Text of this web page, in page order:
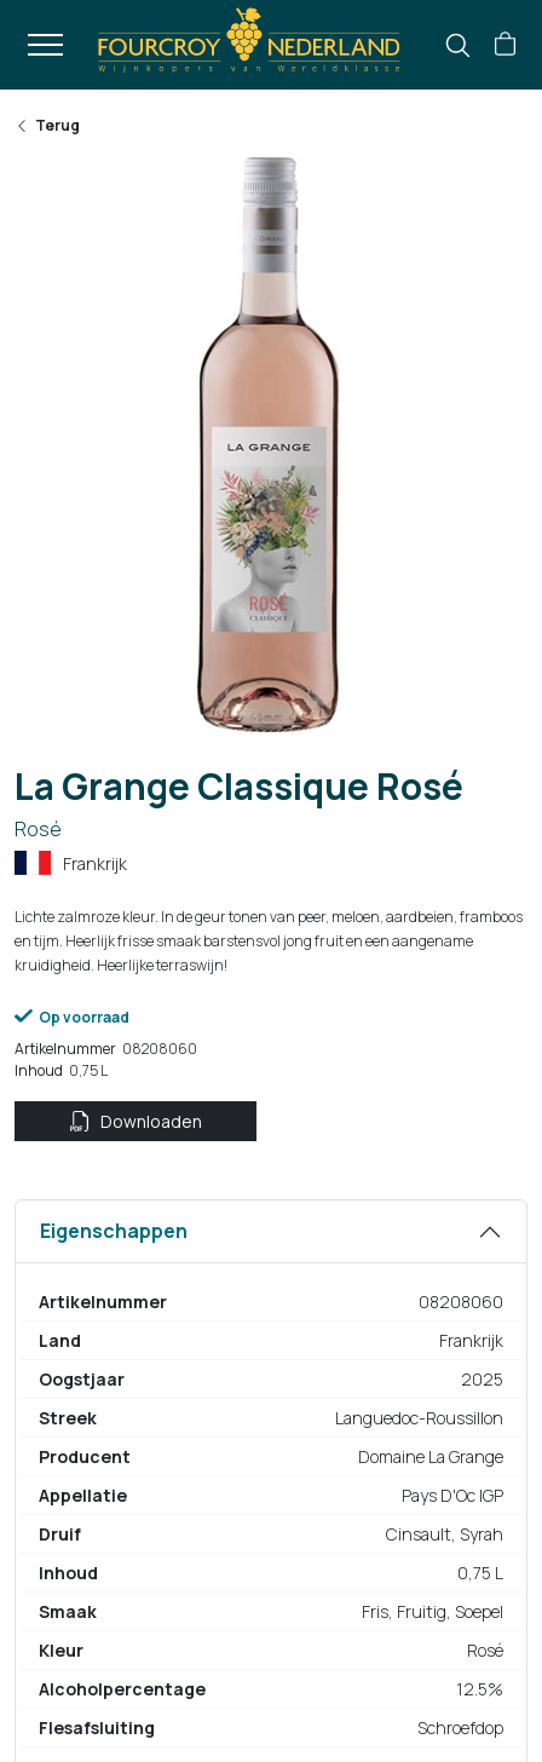
Terug
La Grange Classique Rosé
Rosé
Frankrijk
Lichte zalmroze kleur. In de geur tonen van peer, meloen, aardbeien, framboos
en tijm. Heerlijk frisse smaak barstensvol jong fruit en een aangename
kruidigheid. Heerlijke terraswijn!
Op voorraad
Artikelnummer 08208060
Inhoud 0,75 L
Downloaden
Eigenschappen
Artikelnummer
08208060
Land
Frankrijk
Oogstjaar
2025
Streek
Languedoc-Roussillon
Producent
Domaine La Grange
Appellatie
Pays D'Oc IGP
Druif
Cinsault, Syrah
Inhoud
0,75 L
Smaak
Fris, Fruitig, Soepel
Kleur
Rosé
Alcoholpercentage
12.5%
Flesafsluiting
Schroefdop